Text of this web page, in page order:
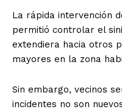
La rápida intervención
permitió controlar el
extendiera hacia otros
mayores en la zona
Sin embargo, vecinos
incidentes no son